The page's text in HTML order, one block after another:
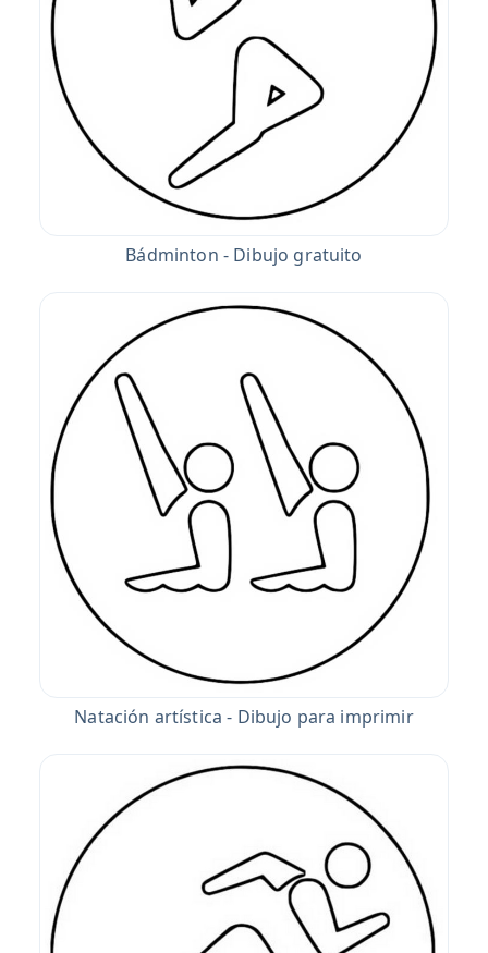
Bádminton - Dibujo gratuito
Natación artística - Dibujo para imprimir